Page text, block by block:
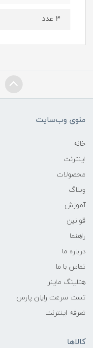
3 عدد
منوی وب‌سایت
خانه
اینترنت
محصولات
وبلاگ
آموزش
قوانین
راهنما
درباره ما
تماس با ما
هتلینگ ماینر
تست سرعت رایان پارس
تعرفه اینترنت
کالاها